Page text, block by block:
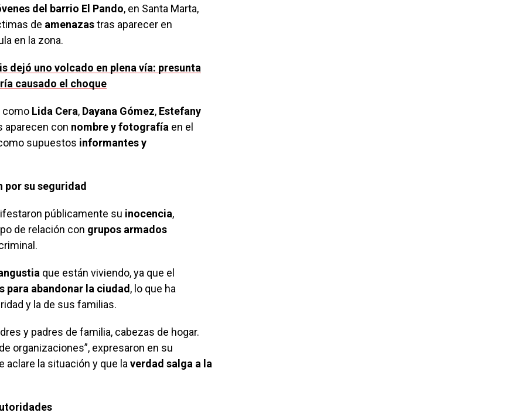
del barrio El Pando, en Santa Marta,
de amenazastras aparecer en
en la zona.
dejó uno volcado en plena vía: presunta
causado el choque
como Lida Cera, Dayana Gómez, Estefany
aparecen con nombre y fotografía en el
supuestos informantes y
por su seguridad
públicamente su inocencia,
de relación con grupos armados
que están viviendo, ya que el
para abandonar la ciudad, lo que ha
y la de sus familias.
y padres de familia, cabezas de hogar.
organizaciones”, expresaron en su
aclare la situación y que laverdad salga a la